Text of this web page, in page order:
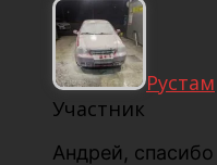
Рустам
Участник
Андрей,